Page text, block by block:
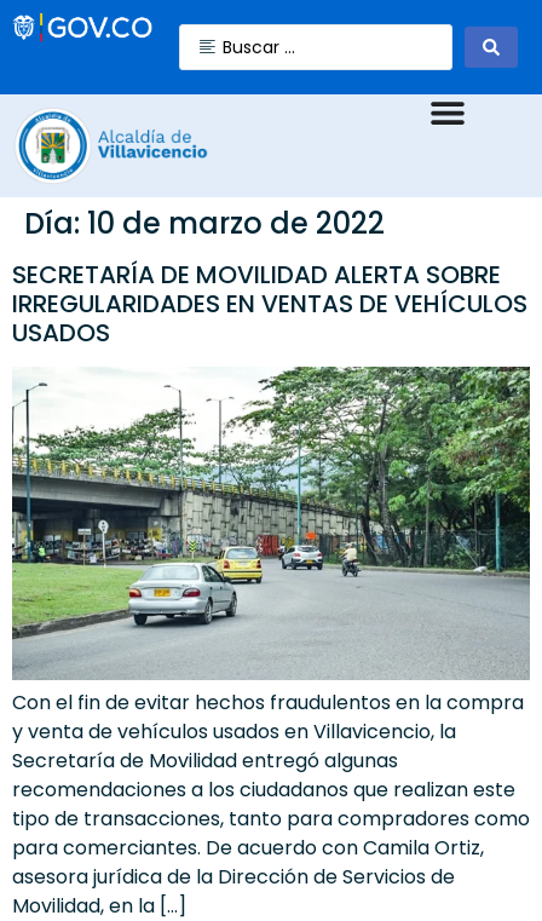
Día: 10 de marzo de 2022
SECRETARÍA DE MOVILIDAD ALERTA SOBRE
IRREGULARIDADES EN VENTAS DE VEHÍCULOS
USADOS
Con el fin de evitar hechos fraudulentos en la compra
y venta de vehículos usados en Villavicencio, la
Secretaría de Movilidad entregó algunas
recomendaciones a los ciudadanos que realizan este
tipo de transacciones, tanto para compradores como
para comerciantes. De acuerdo con Camila Ortiz,
asesora jurídica de la Dirección de Servicios de
Movilidad, en la […]